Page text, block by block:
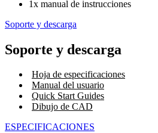
1x manual de instrucciones
Soporte y descarga
Soporte y descarga
Hoja de especificaciones
Manual del usuario
Quick Start Guides
Dibujo de CAD
ESPECIFICACIONES